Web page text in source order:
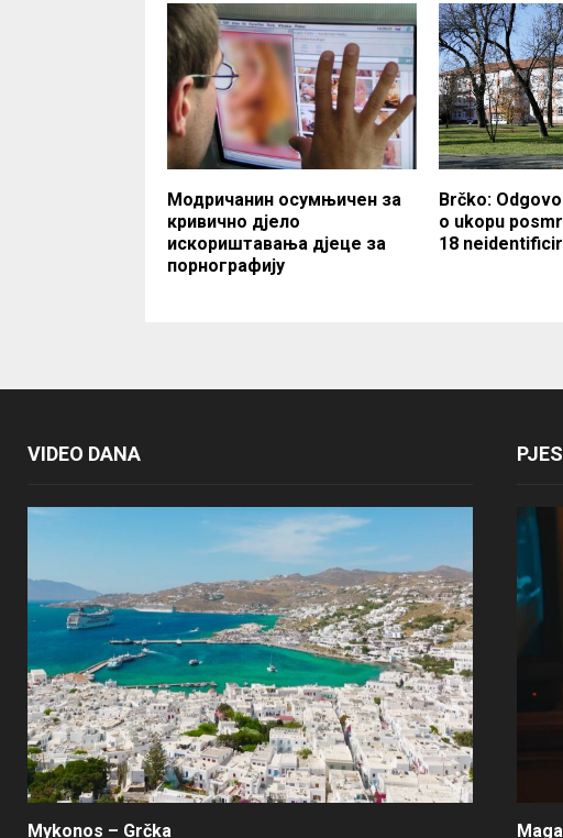
Модричанин осумњичен за
кривично дјело
искориштавања дјеце за
порнографију
Brčko:
o ukopu
18
VIDEO DANA
Mykonos – Grčka